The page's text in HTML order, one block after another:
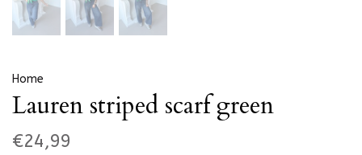
Home
Lauren striped scarf green
€24,99